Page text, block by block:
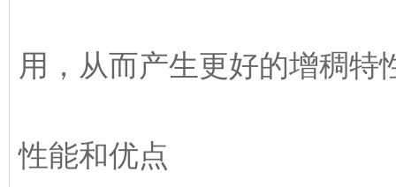
用，从而产生更好的增稠特
性能和优点